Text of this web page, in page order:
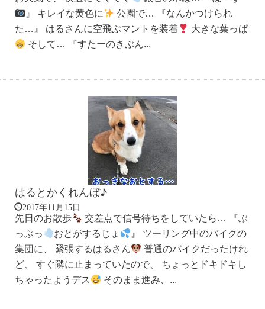
』 キレイな黄色に
公園で… 『なんかつけられ
た…』 はるさんに空飛ぶマントを装着
大きな葉っぱ
そして… 『すたーのきぶん...
はるとかくれんぼ♪
2017年11月15日
先日のお散歩
交差点で信号待ちをしていたら… 『ぶ
っぶっ
おとがするじょ
』 ツーリング中のバイクの
集団に、 緊張するはるさん
普通のバイクだったけれ
ど、 すぐ隣に止まっていたので、 ちょっとドキドキし
ちゃったようデス
そのまま進み、...